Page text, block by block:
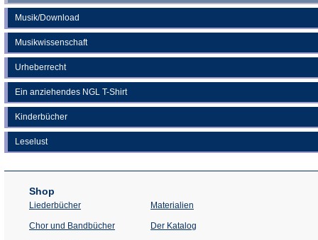
Musik/Download
Musikwissenschaft
Urheberrecht
Ein anziehendes NGL T-Shirt
Kinderbücher
Leselust
Shop
Liederbücher
Chor und Bandbücher
Materialien
Der Katalog